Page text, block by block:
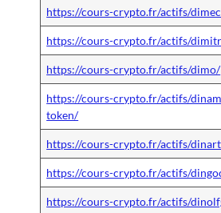
https://cours-crypto.fr/actifs/
https://cours-crypto.fr/actifs/
https://cours-crypto.fr/actifs/dimo/
https://cours-crypto.fr/actifs/
token/
https://cours-crypto.fr/actifs/
https://cours-crypto.fr/actifs/
https://cours-crypto.fr/actifs/